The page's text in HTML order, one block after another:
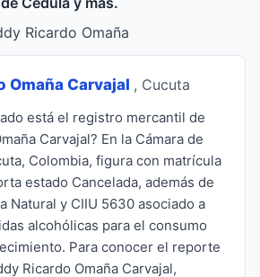
Ricardo Omaña
Omaña Carvajal , Cucuta
está el registro mercantil de
Carvajal? En la Cámara de
Colombia, figura con matrícula
estado Cancelada, además de
Natural y CIIU 5630 asociado a
alcohólicas para el consumo
Para conocer el reporte
Ricardo Omaña Carvajal,